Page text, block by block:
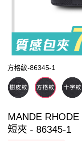
方格紋-86345-1
MANDE
短夾 - 86345-1